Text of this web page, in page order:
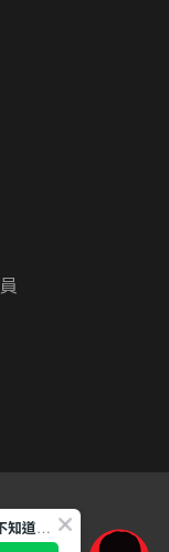
💻優惠折扣太多不知道如何選產品嗎?